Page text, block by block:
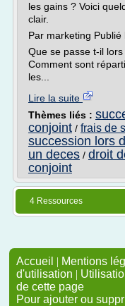
les gains ? Voici
clair.
Par marketing Publié
Que se passe t-il
Comment sont
les...
Lire la suite
Thèmes liés :
conjoint / frais de
succession lors
un deces / droit
conjoint
4 Ressources
Accueil | Mentions
d'utilisation |
de cette page
Pour ajouter ou